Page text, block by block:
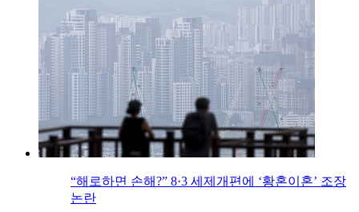
“해로하면 손해?” 8·3 세제개편에 ‘황혼이혼’ 조장
논란